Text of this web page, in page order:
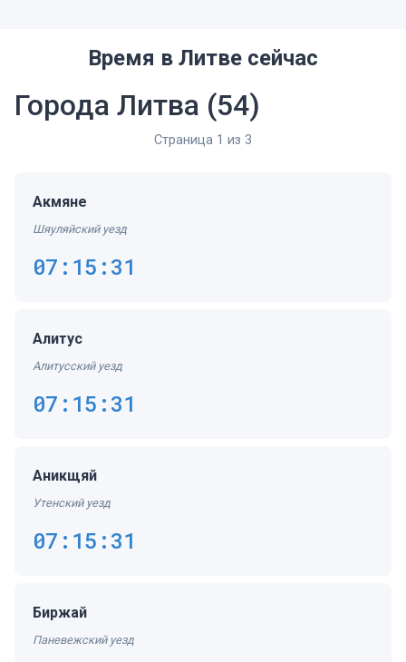
Время в Литве сейчас
Города Литва (54)
Страница 1 из 3
Акмяне
Шяуляйский уезд
07:15:31
Алитус
Алитусский уезд
07:15:31
Аникщяй
Утенский уезд
07:15:31
Биржай
Паневежский уезд